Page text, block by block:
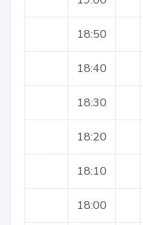
18:50
18:40
18:30
18:20
18:10
18:00